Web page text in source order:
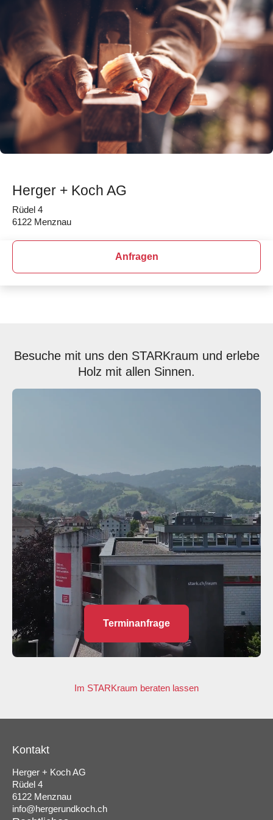
Herger + Koch AG
Rüdel 4
6122 Menznau
Anfragen
Besuche mit uns den STARKraum und erlebe
Holz mit allen Sinnen.
Terminanfrage
Im STARKraum beraten lassen
Kontakt
Herger + Koch AG
Rüdel 4
6122 Menznau
info@hergerundkoch.ch